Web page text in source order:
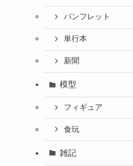
パンフレット
単行本
新聞
模型
フィギュア
食玩
雑記